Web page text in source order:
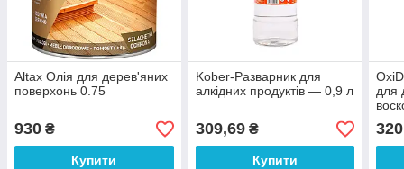
Altax Олія для дерев'яних
поверхонь 0.75
930 ₴
Купити
Kober-Разварник для
алкідних продуктів — 0,9 л
309,69₴
Купити
для
320